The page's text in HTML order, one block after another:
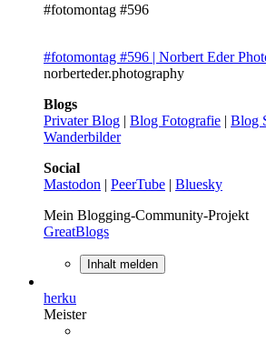
#fotomontag #596
#fotomontag #596 | Norbert Eder
norberteder.photography
Blogs
Privater Blog | Blog Fotografie | Blog
Wanderbilder
Social
Mastodon | PeerTube | Bluesky
Mein Blogging-Community-Projekt
GreatBlogs
Inhalt melden
herku
Meister